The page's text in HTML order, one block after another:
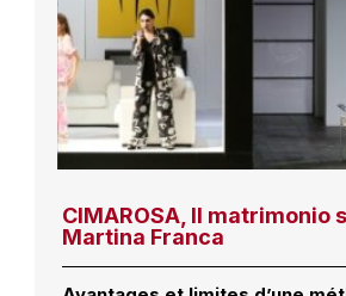
CIMAROSA, Il matrimonio
Martina Franca